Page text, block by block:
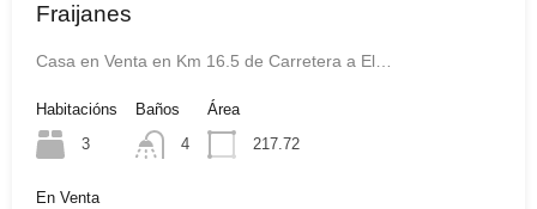
Fraijanes
Casa en Venta en Km 16.5 de Carretera a El…
Habitacións
3
Baños
4
Área
217.72
En Venta